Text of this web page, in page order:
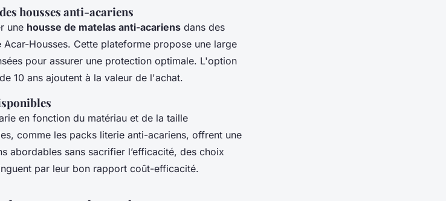
housses anti-acariens
une housse de matelas anti-acariens dans des
Housses. Cette plateforme propose une large
pour assurer une protection optimale. L'option
10 ans ajoutent à la valeur de l'achat.
en fonction du matériau et de la taille
comme les packs literie anti-acariens, offrent une
abordables sans sacrifier l’efficacité, des choix
par leur bon rapport coût-efficacité.